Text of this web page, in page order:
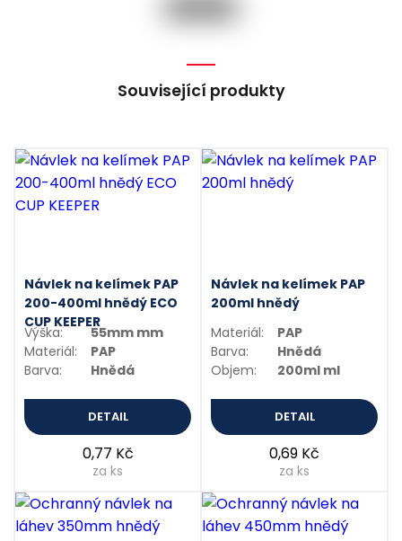
Související produkty
Návlek na kelímek PAP
200-400ml hnědý ECO
CUP KEEPER
Výška:
55mm mm
Materiál:
PAP
Barva:
Hnědá
DETAIL
0,77 Kč
za ks
Návlek na kelímek PAP
200ml hnědý
Materiál:
PAP
Barva:
Hnědá
Objem:
200ml ml
DETAIL
0,69 Kč
za ks